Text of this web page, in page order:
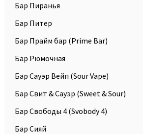
Бар Пиранья
Бар Питер
Бар Прайм бар (Prime Bar)
Бар Рюмочная
Бар Сауэр Вейп (Sour Vape)
Бар Свит & Сауэр (Sweet & Sour)
Бар Свободы 4 (Svobody 4)
Бар Сияй